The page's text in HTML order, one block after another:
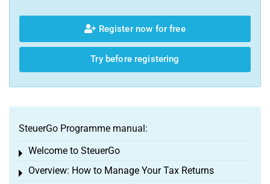
Register now for free
Try before registering
SteuerGo Programme manual:
Welcome to SteuerGo
Toggle menu
Overview: How to Manage Your Tax Returns
Toggle menu